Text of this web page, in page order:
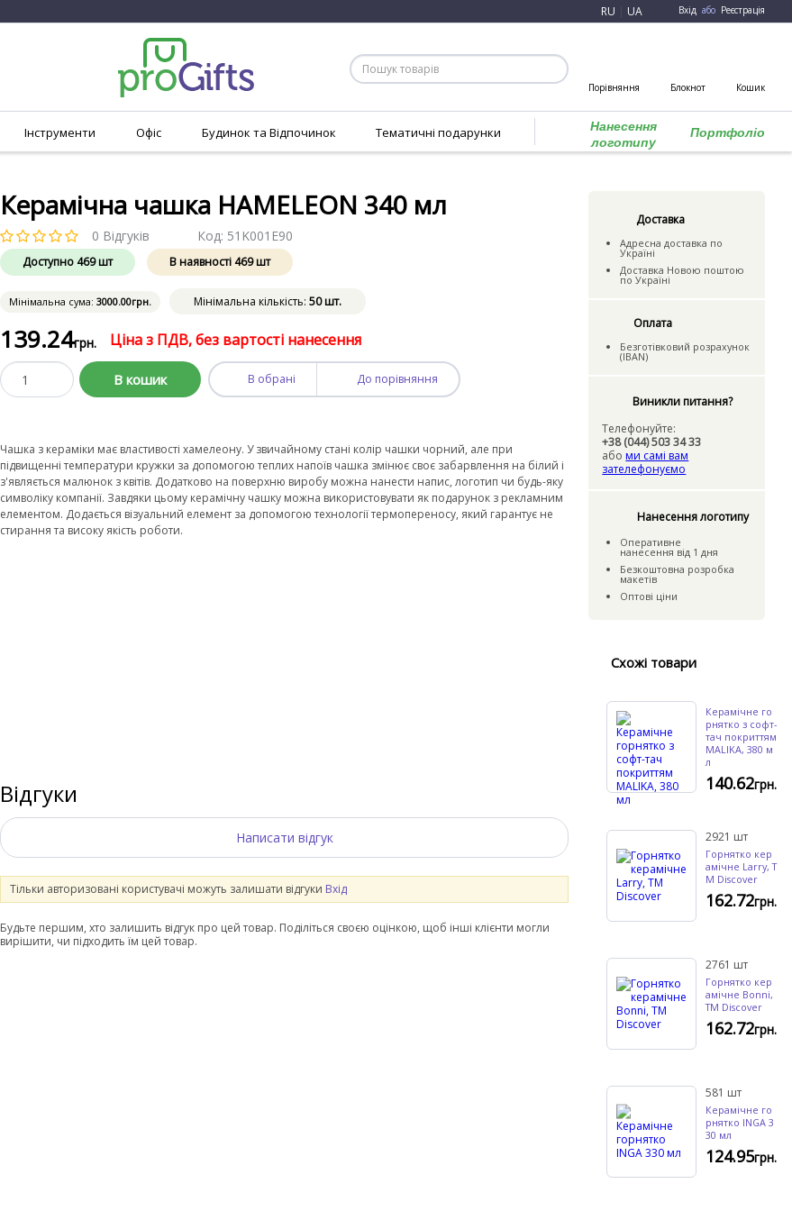
RU UA Вхід або Реєстрація
Порівняння Блокнот Кошик
Інструменти Офіс Будинок та Відпочинок Тематичні подарунки
Нанесення
логотипу
Портфоліо
Керамічна чашка HAMELEON 340 мл
0 Відгуків Код: 51K001E90
Доступно 469 шт В наявності 469шт
Мінімальна сума:3000.00грн. Мінімальна кількість:50 шт.
139.24грн. Ціна з ПДВ, без вартості нанесення
В кошик В обрані До порівняння
Чашка з кераміки має властивості хамелеону. У звичайному стані колір чашки чорний, але при
підвищенні температури кружки за допомогою теплих напоїв чашка змінює своє забарвлення на білий і
з'являється малюнок з квітів. Додатково на поверхню виробу можна нанести напис, логотип чи будь-яку
символіку компанії. Завдяки цьому керамічну чашку можна використовувати як подарунок з рекламним
елементом. Додається візуальний елемент за допомогою технології термопереносу, який гарантує не
стирання та високу якість роботи.
Доставка
Адресна доставка по
Україні
Доставка Новою поштою
по Україні
Оплата
Безготівковий розрахунок
(IBAN)
Виникли питання?
Телефонуйте:
+38 (044) 503 34 33
або ми самі вам
зателефонуємо
Нанесення логотипу
Оперативне
нанесення вiд 1 дня
Безкоштовна розробка
макетiв
Оптовi цiни
Схожі товари
Керамічне го
рнятко з софт-
тач покриттям
MALIKA, 380 м
л
140.62грн.
2921 шт
Горнятко кер
амічне Larry, Т
М Discover
162.72грн.
2761 шт
Горнятко кер
амічне Bonni,
ТМ Discover
162.72грн.
581 шт
Керамічне го
рнятко INGA 3
30 мл
124.95грн.
Відгуки
Написати відгук
Тільки авторизовані користувачі можуть залишати відгуки Вхід
Будьте першим, хто залишить відгук про цей товар. Поділіться своєю оцінкою, щоб інші клієнти могли
вирішити, чи підходить їм цей товар.